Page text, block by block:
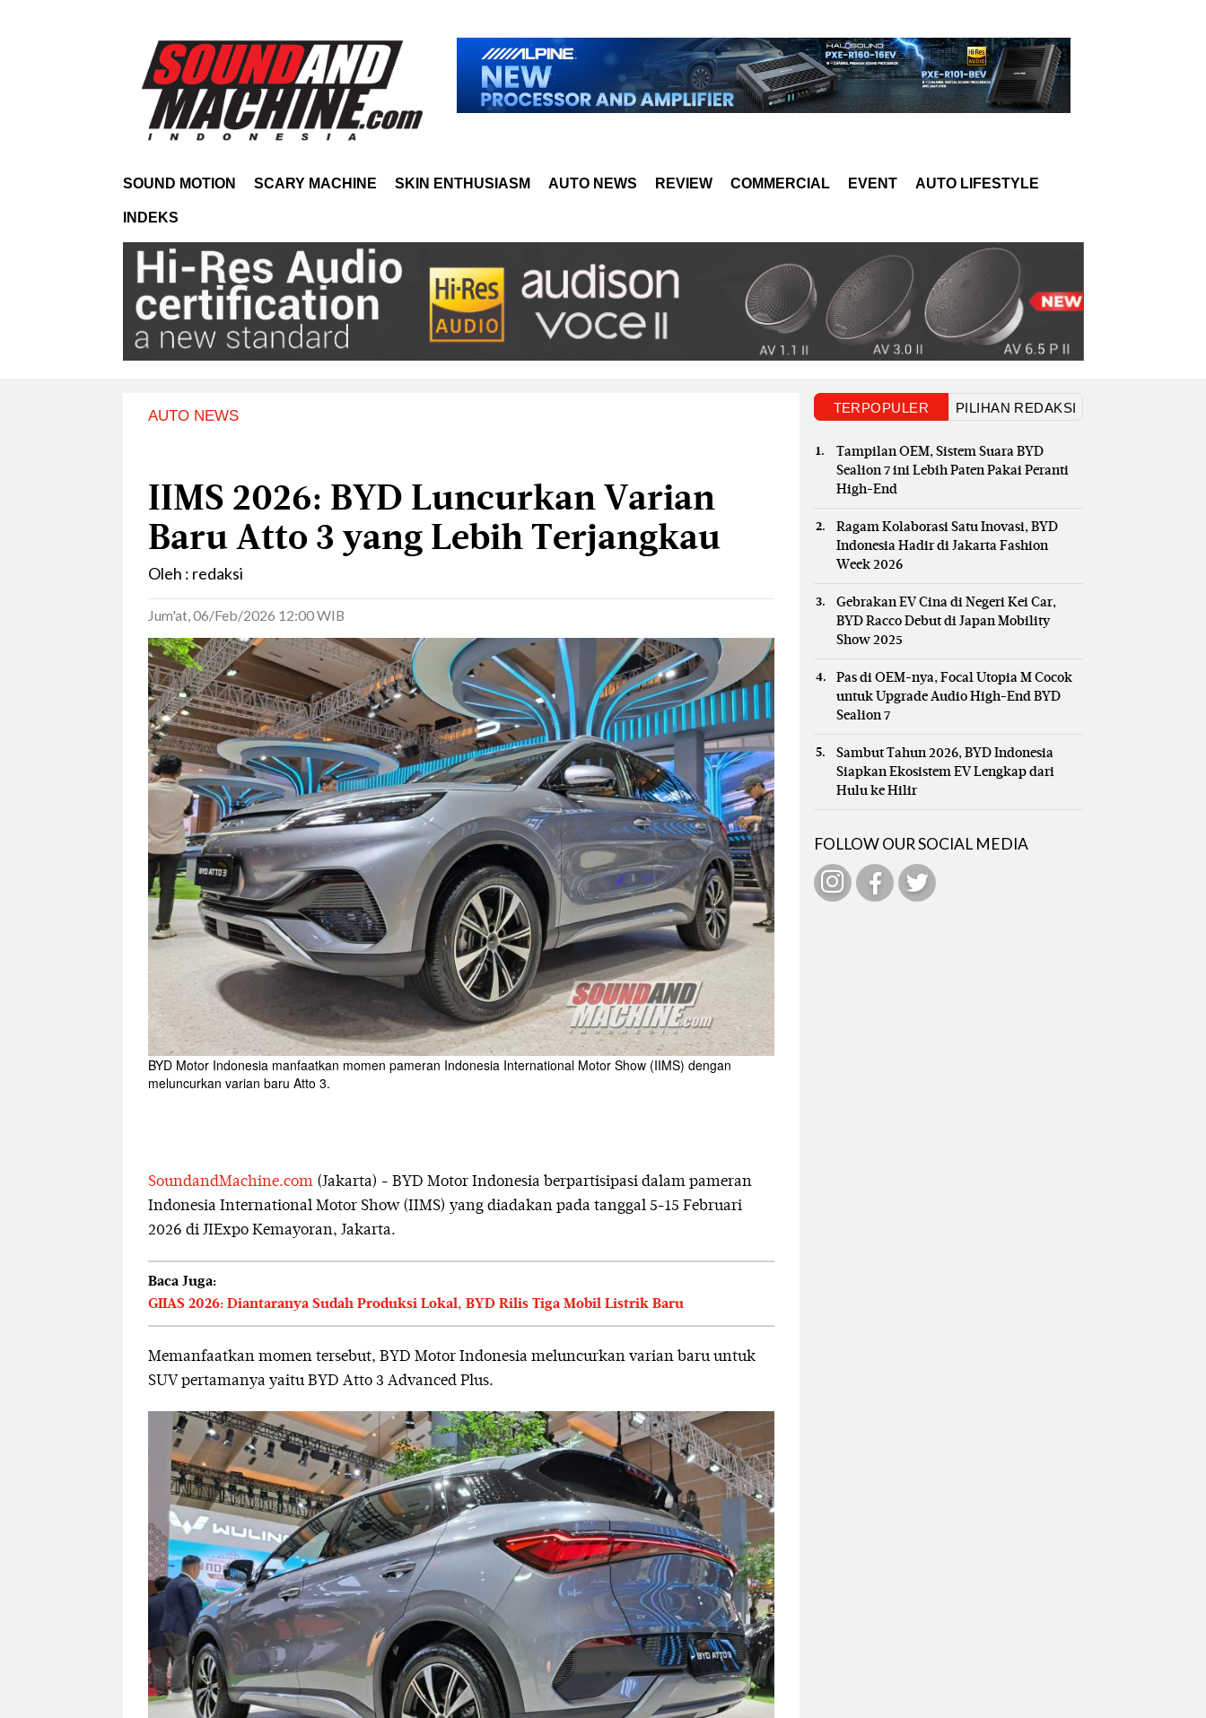
SOUND MOTION SCARY MACHINE SKIN ENTHUSIASM AUTO NEWS REVIEW COMMERCIAL EVENT AUTO LIFESTYLE
INDEKS
AUTO NEWS
IIMS 2026: BYD Luncurkan Varian
Baru Atto 3 yang Lebih Terjangkau
Oleh : redaksi
Jum'at, 06/Feb/2026 12:00 WIB
BYD Motor Indonesia manfaatkan momen pameran Indonesia International Motor Show (IIMS) dengan
meluncurkan varian baru Atto 3.
SoundandMachine.com(Jakarta) - BYD Motor Indonesia berpartisipasi dalam pameran
Indonesia International Motor Show (IIMS) yang diadakan pada tanggal 5-15 Februari
2026 di JIExpo Kemayoran, Jakarta.
Baca Juga:
GIIAS 2026: Diantaranya Sudah Produksi Lokal, BYD Rilis Tiga Mobil Listrik Baru
Memanfaatkan momen tersebut, BYD Motor Indonesia meluncurkan varian baru untuk
SUV pertamanya yaitu BYD Atto 3 Advanced Plus.
TERPOPULER PILIHAN REDAKSI
Tampilan OEM, Sistem Suara BYD
Sealion 7 ini Lebih Paten Pakai Peranti
High-End
Ragam Kolaborasi Satu Inovasi, BYD
Indonesia Hadir di Jakarta Fashion
Week 2026
Gebrakan EV Cina di Negeri Kei Car,
BYD Racco Debut di Japan Mobility
Show 2025
Pas di OEM-nya, Focal Utopia M Cocok
untuk Upgrade Audio High-End BYD
Sealion 7
Sambut Tahun 2026, BYD Indonesia
Siapkan Ekosistem EV Lengkap dari
Hulu ke Hilir
FOLLOW OUR SOCIAL MEDIA